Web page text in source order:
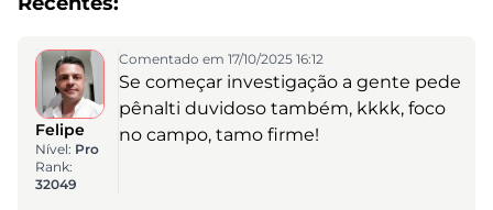
Felipe
Nível: Pro
Rank:
32049
Comentado em 17/10/2025 16:12
Se começar investigação a gente pede
pênalti duvidoso também, kkkk, foco
no campo, tamo firme!